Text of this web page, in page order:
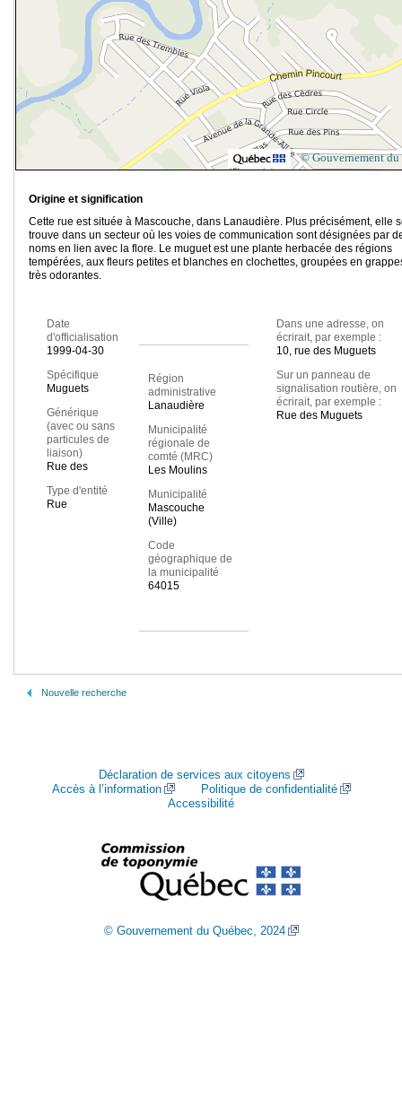
© Gouvernement du
Origine et signification
Cette rue est située à Mascouche, dans Lanaudière. Plus précisément, elle
trouve dans un secteur où les voies de communication sont désignées par
noms en lien avec la flore. Le muguet est une plante herbacée des régions
tempérées, aux fleurs petites et blanches en clochettes, groupées en
très odorantes.
Date
d'officialisation
1999-04-30
Spécifique
Muguets
Générique
(avec ou sans
particules de
liaison)
Rue des
Type d'entité
Rue
Région
administrative
Lanaudière
Municipalité
régionale de
comté (MRC)
Les Moulins
Municipalité
Mascouche
(Ville)
Code
géographique de
la municipalité
64015
Dans une adresse, on
écrirait, par exemple :
10, rue des Muguets
Sur un panneau de
signalisation routière, on
écrirait, par exemple :
Rue des Muguets
Nouvelle recherche
Déclaration de services aux citoyens
Accès à l’information
Politique de confidentialité
Accessibilité
© Gouvernement du Québec, 2024